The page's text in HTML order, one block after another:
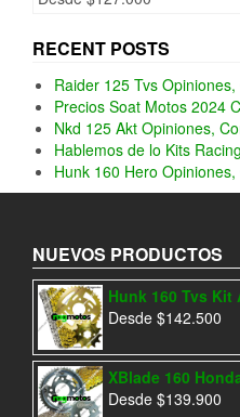
RECENT POSTS
Raider 125 Tvs
Precios Soat Motos 2024
Nkd 125 Akt Opiniones,
Hablemos de lo Kits
Hunk 160 Hero
NUEVOS PRODUCTOS
Hunk 160 Tvs Kit
Desde $142.500
XBlade 160
Desde $139.900